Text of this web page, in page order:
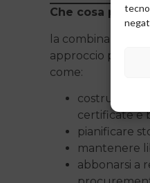
Che cosa può
la combinazione
approccio
come:
costruire
certificate e
pianificare
mantenere
abbonarsi a